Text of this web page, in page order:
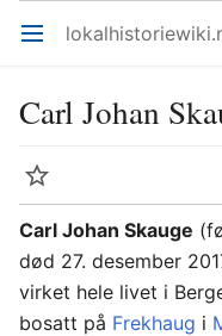
Åpne hovedmenyen
Carl Johan
Overvåk
Carl Johan Skauge
død 27. desember
virket hele livet i
bosatt på Frekhaug i